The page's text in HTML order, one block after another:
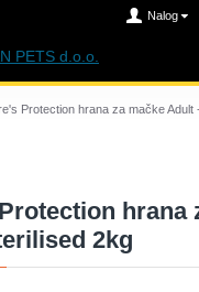
Nalog
Protection hrana za mačke Adult
hrana
2kg